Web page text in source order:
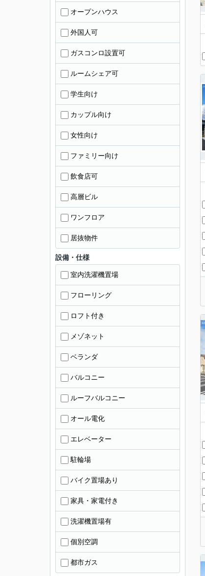
オープンハウス
外国人可
ガスコンロ設置可
ルームシェア可
学生向け
カップル向け
女性向け
ファミリー向け
飲食店可
高層ビル
ワンフロア
居抜物件
設備・仕様
室内洗濯機置場
フローリング
ロフト付き
メゾネット
ベランダ
バルコニー
ルーフバルコニー
オール電化
エレベーター
駐輪場
バイク置場あり
家具・家電付き
洗濯機置場有
個別空調
都市ガス